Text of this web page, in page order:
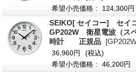
希望小売価格 : 124,300円
SEIKO[ セイコー] セイ
GP202W 衛星電波（ス
時計 正規品
36,960円
(税込)
希望小売価格 : 46,200円